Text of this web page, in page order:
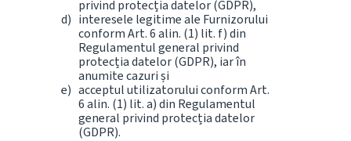
privind protecția datelor (GDPR),
interesele legitime ale Furnizorului
conform Art. 6 alin. (1) lit. f) din
Regulamentul general privind
protecția datelor (GDPR), iar în
anumite cazuri și
acceptul utilizatorului conform Art.
6 alin. (1) lit. a) din Regulamentul
general privind protecția datelor
(GDPR).